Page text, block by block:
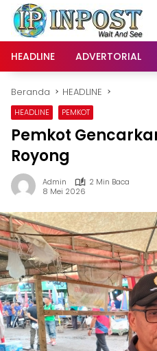
Langsung
konten
HEADLINE
ADVERTORIAL
Beranda HEADLINE
HEADLINE PEMKOT
Pemkot
Royong
Admin
2 Min Baca
8 Mei 2026